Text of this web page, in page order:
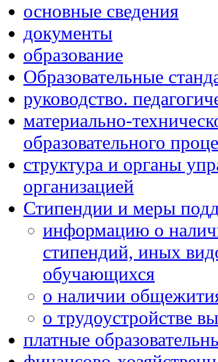
основные сведения
документы
образование
Образовательные
руководство.
материально-
образовательного
структура и органы
организацией
Стипендии и меры
информацию о
стипендий, иных
обучающихся
о наличии
о трудоустройстве
платные